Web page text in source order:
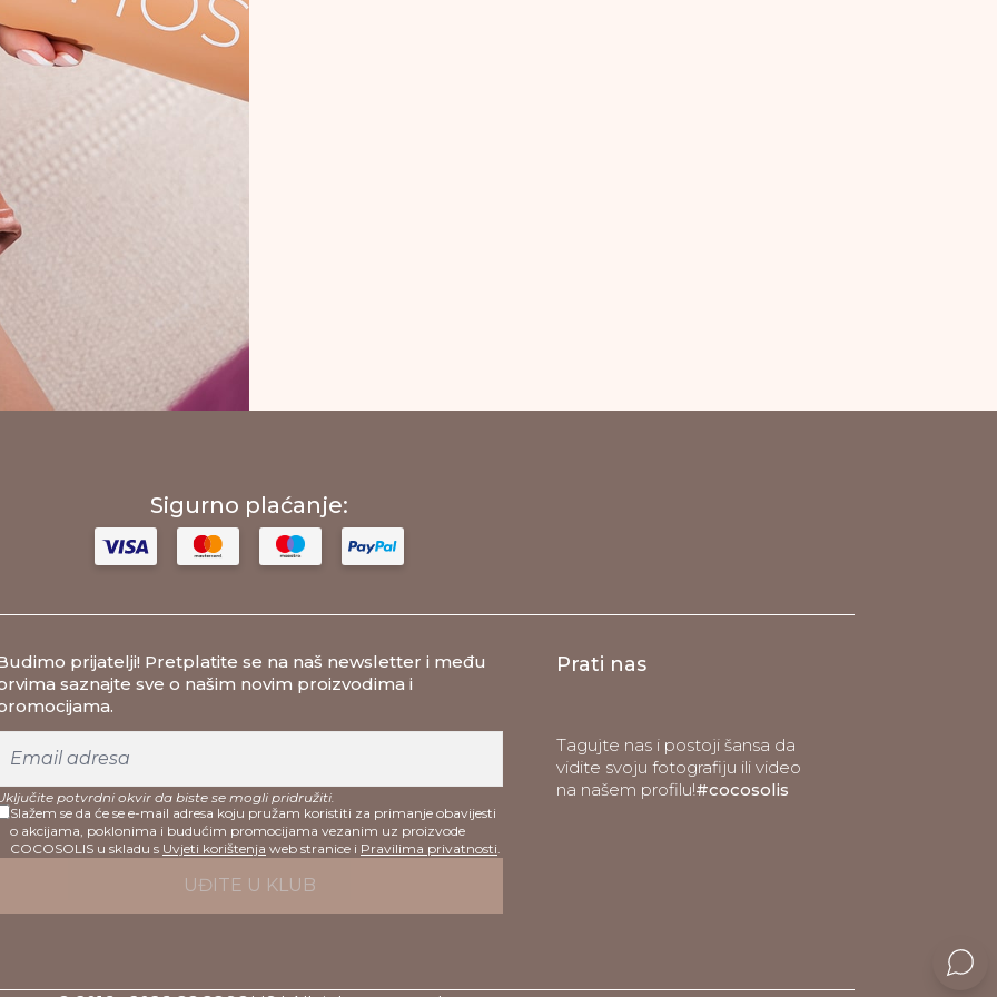
Sigurno plaćanje:
prijatelji! Pretplatite se na naš newsletter i među
saznajte sve o našim novim proizvodima i
potvrdni okvir da biste se mogli pridružiti.
Slažem se da će se e-mail adresa koju pružam koristiti za primanje obavijesti
o akcijama, poklonima i budućim promocijama vezanim uz proizvode
COCOSOLIS u skladu s Uvjeti korištenja web stranice i Pravilima privatnosti
Prati nas
Tagujte nas i postoji šansa da
vidite svoju fotografiju ili video
na našem profilu!#cocosolis